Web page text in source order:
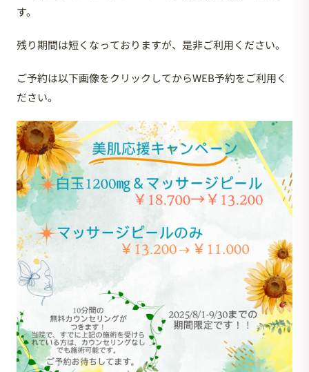
す。
残り期間は短くなっておりますが、是非ご利用ください。
ご予約は以下画像をクリックしてからWEB予約をご利用く
ださい。